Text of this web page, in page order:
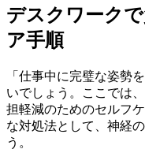
デスクワーク
ア手順
「仕事中に完璧な姿勢
いでしょう。ここでは
担軽減のためのセルフ
な対処法として、神経
う。